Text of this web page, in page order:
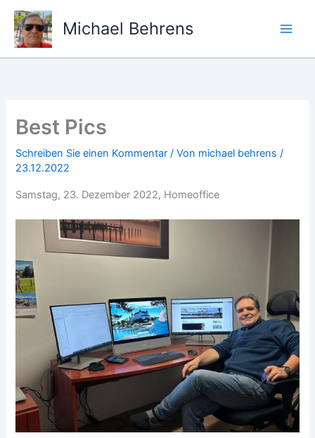
Zum
Inhalt
springen
Michael Behrens
Best Pics
Schreiben Sie einen Kommentar / Von michael behrens/
23.12.2022
Samstag, 23. Dezember 2022, Homeoffice